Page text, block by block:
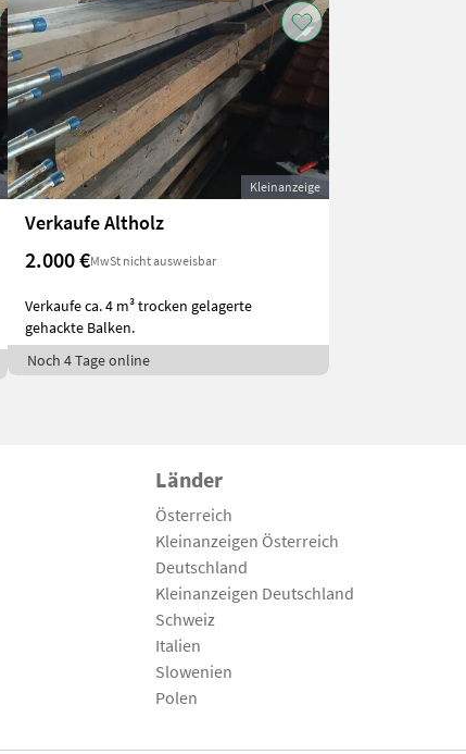
Kleinanzeige
Verkaufe Altholz
2.000 €MwSt nicht ausweisbar
Verkaufe ca. 4 m³ trocken gelagerte
gehackte Balken.
Noch 4 Tage online
Länder
Österreich
Kleinanzeigen Österreich
Deutschland
Kleinanzeigen Deutschland
Schweiz
Italien
Slowenien
Polen